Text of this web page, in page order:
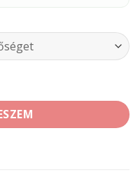
adalék mennyiség